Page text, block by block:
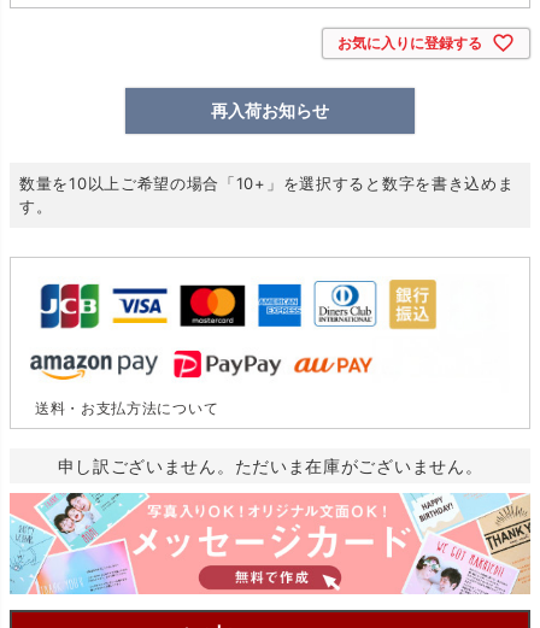
お気に入りに登録する
再入荷お知らせ
数量を10以上ご希望の場合「10+」を選択すると数字を書き込めま
す。
送料・お支払方法について
申し訳ございません。ただいま在庫がございません。